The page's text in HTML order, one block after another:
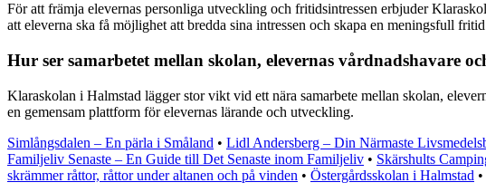
För att främja elevernas personliga utveckling och fritidsintressen erbjuder
att eleverna ska få möjlighet att bredda sina intressen och skapa en meningsfull
Hur ser samarbetet mellan skolan, elevernas vårdnadshavare
Klaraskolan i Halmstad lägger stor vikt vid ett nära samarbete mellan skolan,
en gemensam plattform för elevernas lärande och utveckling.
Simlångsdalen – En pärla i Småland • Lidl Andersberg – Din Närmaste
Familjeliv Senaste – En Guide till Det Senaste inom Familjeliv • Skärshults
skrämmer råttor, råttor under altanen och på vinden • Östergårdsskolan i Halmstad •